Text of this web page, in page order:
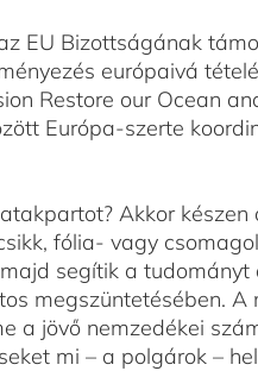
EU Bizottságának
európaivá
Restore our Ocean
Európa-szerte
Akkor
fólia- vagy
segítik a
megszüntetésében.
a jövő nemzedékei
mi – a polgárok –